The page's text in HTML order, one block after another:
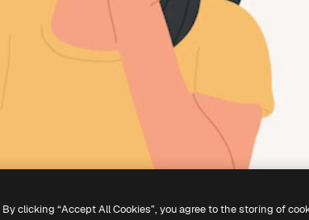
By clicking “Accept All Cookies”, you agree to the storing of